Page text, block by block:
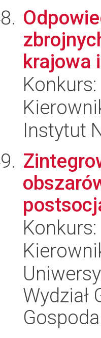
krajowa
Konkurs:
Instytut
Konkurs:
Wydział